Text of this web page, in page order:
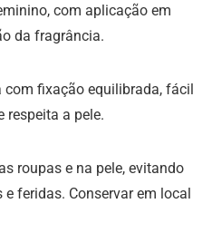
com aplicação em
da fragrância.
fixação equilibrada, fácil
respeita a pele.
roupas e na pele, evitando
feridas. Conservar em local